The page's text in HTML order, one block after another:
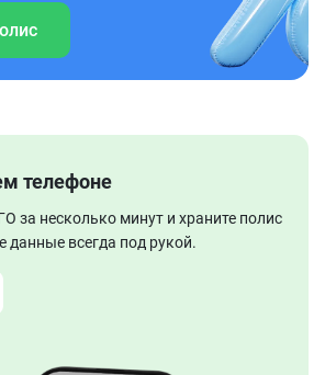
телефоне
за несколько минут и храните полис
данные всегда под рукой.